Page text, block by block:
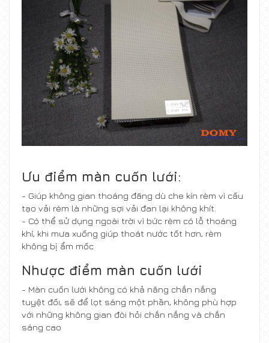
Ưu điểm màn cuốn lưới:
- Giúp không gian thoáng đãng dù che kín rèm vì cấu
tạo vải rèm là những sợi vải đan lại không khít.
- Có thể sử dụng ngoài trời vì bức rèm có lỗ thoáng
khí, khi mưa xuống giúp thoát nước tốt hơn, rèm
không bị ẩm mốc
Nhược điểm màn cuốn lưới
- Màn cuốn lưới không có khả năng chắn nắng
tuyệt đối, sẽ để lọt sáng một phần, không phù hợp
với những không gian đòi hỏi chắn nắng và chắn
sáng cao